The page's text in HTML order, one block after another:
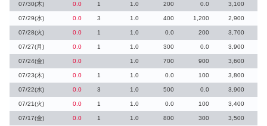
07/30(木) 0.0 1 1.0 200 0.0 3,100
07/29(水) 0.0 3 1.0 400 1,200 2,900
07/28(火) 0.0 1 1.0 0.0 200 3,700
07/27(月) 0.0 1 1.0 300 0.0 3,900
07/24(金) 0.0 1.0 700 900 3,600
07/23(木) 0.0 1 1.0 0.0 100 3,800
07/22(水) 0.0 3 1.0 500 0.0 3,900
07/21(火) 0.0 1 1.0 0.0 100 3,400
07/17(金) 0.0 1 1.0 800 300 3,500